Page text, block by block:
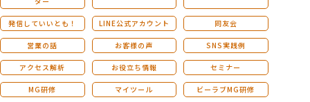
発信していいとも！ LINE公式アカウント 同友会
営業の話 お客様の声 SNS実践例
アクセス解析 お役立ち情報 セミナー
MG研修 マイツール ビーラブMG研修